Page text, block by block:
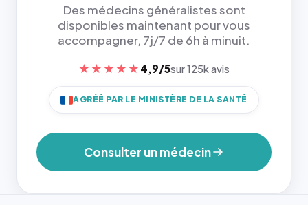
Des médecins généralistes sont
disponibles maintenant pour vous
accompagner, 7j/7 de 6h à minuit.
★★★★★ 4,9/5sur 125k avis
AGRÉÉ PAR LE MINISTÈRE DE LA SANTÉ
Consulter un médecin